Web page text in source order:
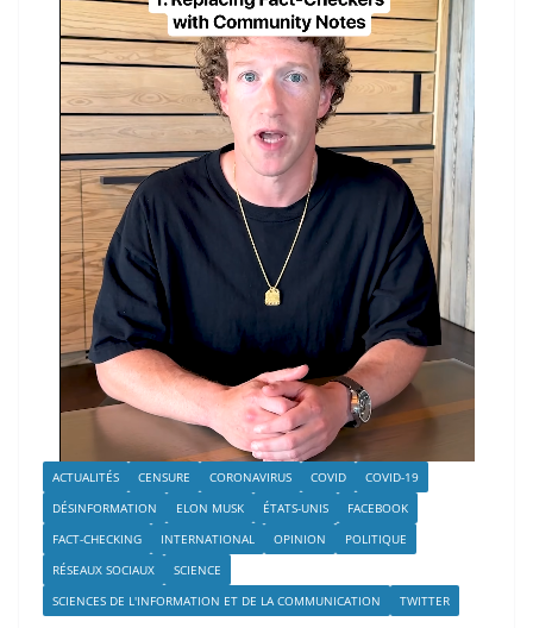
ACTUALITÉS CENSURE CORONAVIRUS COVID
COVID-19
DÉSINFORMATION
ELON MUSK ÉTATS-UNIS
FACEBOOK
FACT-CHECKING
INTERNATIONAL OPINION
POLITIQUE
RÉSEAUX SOCIAUX
SCIENCE
SCIENCES DE L'INFORMATION ET DE LA COMMUNICATION
TWITTER